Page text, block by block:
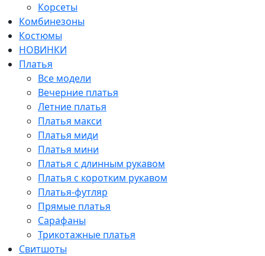
Корсеты
Комбинезоны
Костюмы
НОВИНКИ
Платья
Все модели
Вечерние платья
Летние платья
Платья макси
Платья миди
Платья мини
Платья с длинным рукавом
Платья с коротким рукавом
Платья-футляр
Прямые платья
Сарафаны
Трикотажные платья
Свитшоты